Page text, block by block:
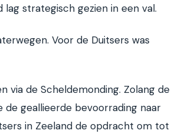
lag strategisch gezien in een val.
Voor de Duitsers was
via de Scheldemonding. Zolang de
de geallieerde bevoorrading naar
in Zeeland de opdracht om tot